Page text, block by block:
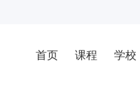
首页 课程 学校